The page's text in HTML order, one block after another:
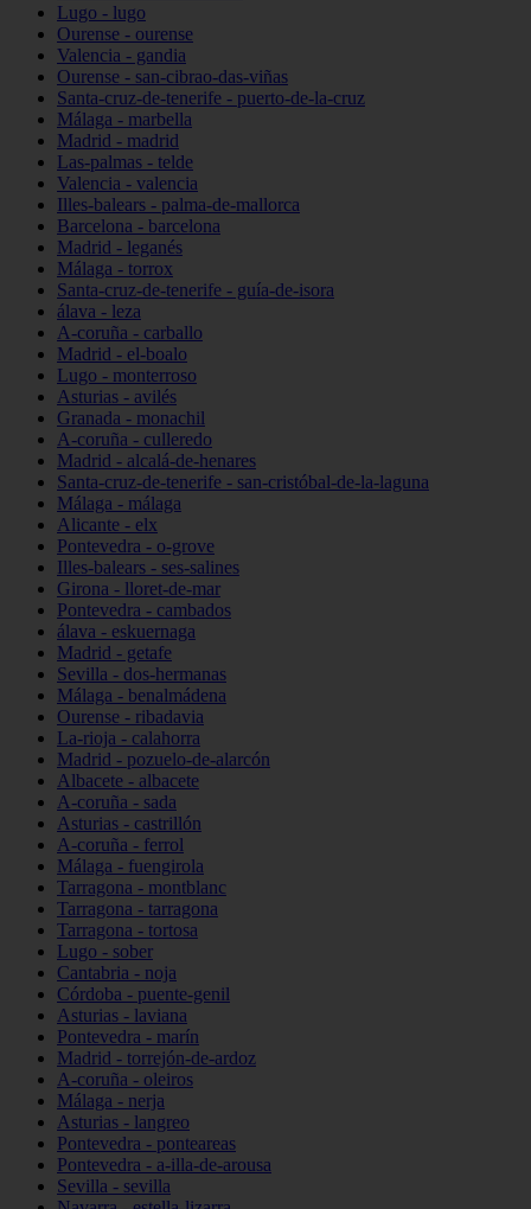
Lugo - lugo
Ourense - ourense
Valencia - gandia
Ourense - san-cibrao-das-viñas
Santa-cruz-de-tenerife - puerto-de-la-cruz
Málaga - marbella
Madrid - madrid
Las-palmas - telde
Valencia - valencia
Illes-balears - palma-de-mallorca
Barcelona - barcelona
Madrid - leganés
Málaga - torrox
Santa-cruz-de-tenerife - guía-de-isora
álava - leza
A-coruña - carballo
Madrid - el-boalo
Lugo - monterroso
Asturias - avilés
Granada - monachil
A-coruña - culleredo
Madrid - alcalá-de-henares
Santa-cruz-de-tenerife - san-cristóbal-de-la-laguna
Málaga - málaga
Alicante - elx
Pontevedra - o-grove
Illes-balears - ses-salines
Girona - lloret-de-mar
Pontevedra - cambados
álava - eskuernaga
Madrid - getafe
Sevilla - dos-hermanas
Málaga - benalmádena
Ourense - ribadavia
La-rioja - calahorra
Madrid - pozuelo-de-alarcón
Albacete - albacete
A-coruña - sada
Asturias - castrillón
A-coruña - ferrol
Málaga - fuengirola
Tarragona - montblanc
Tarragona - tarragona
Tarragona - tortosa
Lugo - sober
Cantabria - noja
Córdoba - puente-genil
Asturias - laviana
Pontevedra - marín
Madrid - torrejón-de-ardoz
A-coruña - oleiros
Málaga - nerja
Asturias - langreo
Pontevedra - ponteareas
Pontevedra - a-illa-de-arousa
Sevilla - sevilla